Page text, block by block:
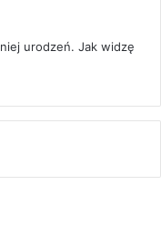
urodzeń. Jak widzę